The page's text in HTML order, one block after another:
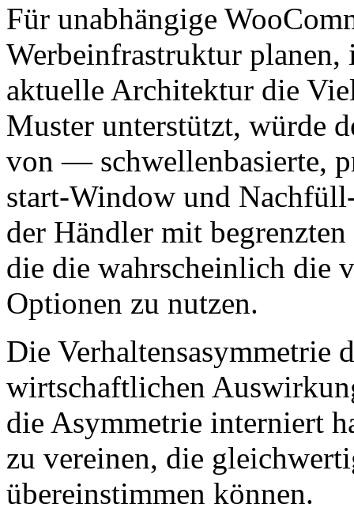
Für unabhängige
Werbeinfrastruktur planen,
aktuelle Architektur die
Muster unterstützt, würde
von — schwellenbasierte,
start-Window und
der Händler mit
die die wahrscheinlich die
Optionen zu nutzen.
Die Verhaltensasymmetrie
wirtschaftlichen
die Asymmetrie interniert
zu vereinen, die
übereinstimmen können.